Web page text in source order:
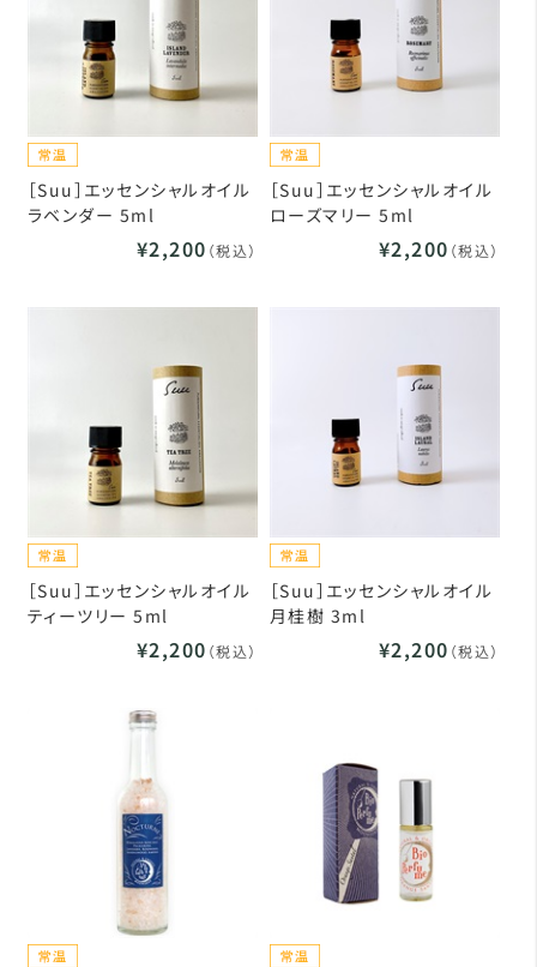
［Suu］エッセンシャルオイル
ラベンダー 5ml
¥2,200 （税込）
［Suu］エッセンシャルオイル
ローズマリー 5ml
¥2,200 （税込）
［Suu］エッセンシャルオイル
ティーツリー 5ml
¥2,200 （税込）
［Suu］エッセンシャルオイル
月桂樹 3ml
¥2,200 （税込）